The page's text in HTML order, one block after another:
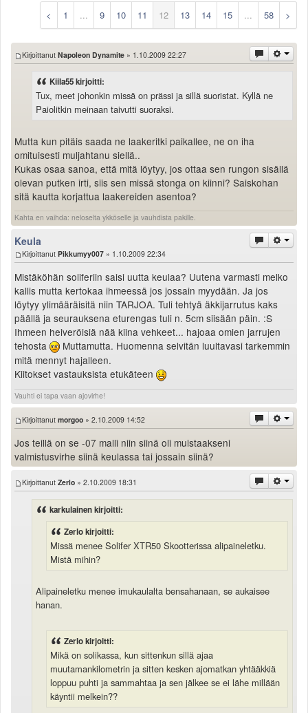
Uudet kuvat
Uudet videot
Uudet kommentit
MYYDÄÄN
Haku
Ohjeet
Ajoneuvot
TIETOPANKKI
TAPAHTUMAT
MP15 kuvia
MP14 kuvia
MP13 kuvia
ACS 2015 kuvia
Lisää uusi tapahtuma
UUTISET
SÄÄ
Valitse paikkakunta
Helsingin sää
Tampereen sää
Turun sää
Oulun sää
Kuopion sää
MUUT
VIP-jäsenyys
Paidat ja vaatteet
Suunnittele oma paita
Mainostus
Palaute
Kevytversio
< 1 ... 9 10 11 12 13 14 15 ... 58 >
Kirjoittanut Napoleon Dynamite » 1.10.2009 22:27
Kiila55 kirjoitti:
Tux, meet johonkin missä on prässi ja sillä suoristat. Kyllä ne
Paiolitkin meinaan taivutti suoraksi.
Mutta kun pitäis saada ne laakeritki paikallee, ne on iha
omituisesti muljahtanu siellä..
Kukas osaa sanoa, että mitä löytyy, jos ottaa sen rungon sisällä
olevan putken irti, siis sen missä stonga on kiinni? Saiskohan
sitä kautta korjattua laakereiden asentoa?
Kahta en vaihda: neloselta ykköselle ja vauhdista pakille.
Keula
Kirjoittanut Pikkumyy007 » 1.10.2009 22:34
Mistäköhän soliferiin saisi uutta keulaa? Uutena varmasti melko
kallis mutta kertokaa ihmeessä jos jossain myydään. Ja jos
löytyy ylimääräisitä niin TARJOA. Tuli tehtyä äkkijarrutus kaks
päällä ja seurauksena eturengas tuli n. 5cm siisään päin. :S
Ihmeen heiveröisiä nää kiina vehkeet... hajoaa omien jarrujen
tehosta
Muttamutta. Huomenna selvitän luultavasi tarkemmin
mitä mennyt hajalleen.
Kiitokset vastauksista etukäteen
Vauhti ei tapa vaan ajovirhe!
Kirjoittanut morgoo » 2.10.2009 14:52
Jos teillä on se -07 malli niin siinä oli muistaakseni
valmistusvirhe siinä keulassa tai jossain siinä?
Kirjoittanut Zerlo » 2.10.2009 18:31
karkulainen kirjoitti:
Zerlo kirjoitti:
Missä menee Solifer XTR50 Skootterissa alipaineletku.
Mistä mihin?
Alipaineletku menee imukaulalta bensahanaan, se aukaisee
hanan.
Zerlo kirjoitti:
Mikä on solikassa, kun sittenkun sillä ajaa
muutamankilometrin ja sitten kesken ajomatkan yhtääkkiä
loppuu puhti ja sammahtaa ja sen jälkee se ei lähe millään
käyntii melkein??